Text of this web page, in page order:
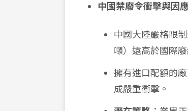
中國禁廢令衝擊與因
中國大陸嚴格限
噸）遠高於國際
擁有進口配額的
成嚴重衝擊。